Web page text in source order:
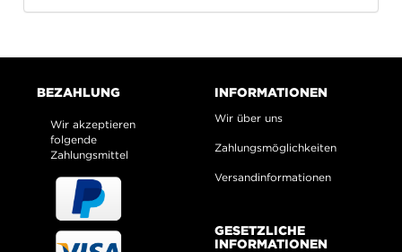
BEZAHLUNG
Wir akzeptieren
folgende
Zahlungsmittel
INFORMATIONEN
Wir über uns
Zahlungsmöglichkeiten
Versandinformationen
GESETZLICHE
INFORMATIONEN